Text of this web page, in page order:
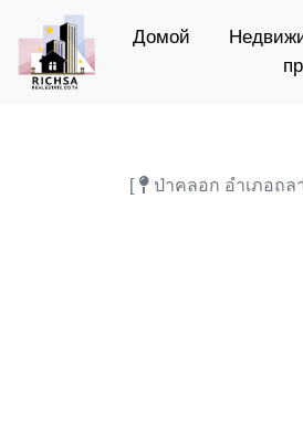
Домой (current)
[ ป่าคลอก อำเภอถล